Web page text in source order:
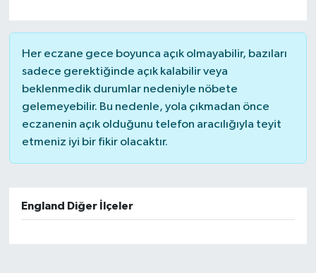
Her eczane gece boyunca açık olmayabilir, bazıları
sadece gerektiğinde açık kalabilir veya
beklenmedik durumlar nedeniyle nöbete
gelemeyebilir. Bu nedenle, yola çıkmadan önce
eczanenin açık olduğunu telefon aracılığıyla teyit
etmeniz iyi bir fikir olacaktır.
England Diğer İlçeler